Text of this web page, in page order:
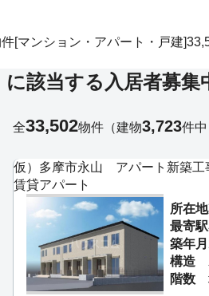
[マンション・アパート・戸建
該当する入居者募集
仮）多摩市永山 アパート新築工
賃貸アパート
所在地
最寄駅
築年月
構造
階数
全33,502物件 （建物3,723件中